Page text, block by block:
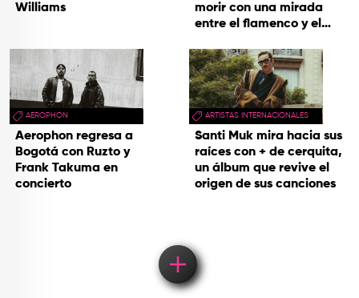
Williams
AEROPHON
Aerophon regresa a
Bogotá con Ruzto y
Frank Takuma en
concierto
morir con una mirada
entre el flamenco y el
ARTISTAS INTERNACIONALES
Santi Muk mira hacia sus
raíces con + de cerquita,
un álbum que revive el
origen de sus canciones